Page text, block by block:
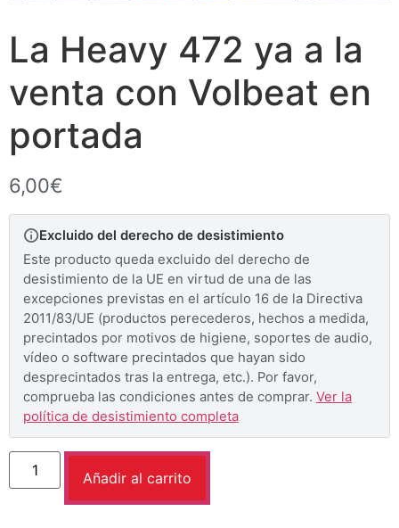
La Heavy 472 ya a la
venta con Volbeat en
portada
6,00€
Excluido del derecho de desistimiento
Este producto queda excluido del derecho de
desistimiento de la UE en virtud de una de las
excepciones previstas en el artículo 16 de la Directiva
2011/83/UE (productos perecederos, hechos a medida,
precintados por motivos de higiene, soportes de audio,
vídeo o software precintados que hayan sido
desprecintados tras la entrega, etc.). Por favor,
comprueba las condiciones antes de comprar. Ver la
política de desistimiento completa
Añadir al carrito